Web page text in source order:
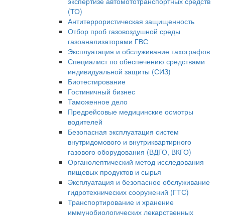
(ТО)
Антитеррористическая защищенность
Отбор проб газовоздушной среды
газоанализаторами ГВС
Эксплуатация и обслуживание тахографов
Специалист по обеспечению средствами
индивидуальной защиты (СИЗ)
Биотестирование
Гостиничный бизнес
Таможенное дело
Предрейсовые медицинские осмотры
водителей
Безопасная эксплуатация систем
внутридомового и внутриквартирного
газового оборудования (ВДГО, ВКГО)
Органолептический метод исследования
пищевых продуктов и сырья
Эксплуатация и безопасное обслуживание
гидротехнических сооружений (ГТС)
Транспортирование и хранение
иммунобиологических лекарственных